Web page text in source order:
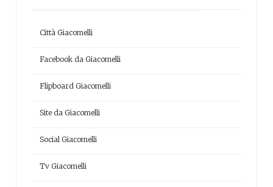
Città Giacomelli
Facebook da Giacomelli
Flipboard Giacomelli
Site da Giacomelli
Social Giacomelli
Tv Giacomelli